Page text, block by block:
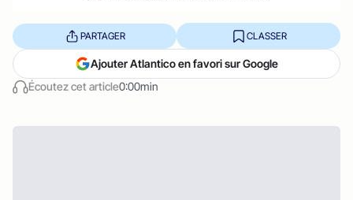
Écoutez cet article0:00min
PARTAGER CLASSER
Ajouter Atlantico en favori sur Google